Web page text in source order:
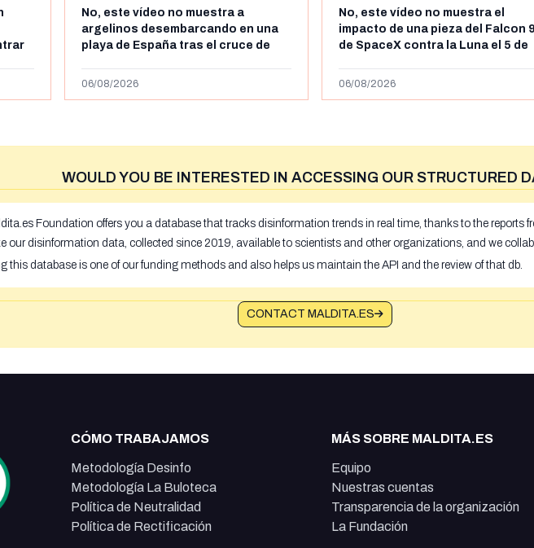
lo
No, este vídeo no muestra a
argelinos desembarcando en una
playa de España tras el cruce de
de julio de 2026: son imágenes de
06/08/2026
No, este vídeo no muestra el
impacto de una pieza del Falcon 9
de SpaceX contra la Luna el 5 de
menos abril de 2026
06/08/2026
WOULD YOU BE INTERESTED IN ACCESSING OUR STRUCTURED
Foundation offers you a database that tracks disinformation trends in real time, thanks to the reports
our disinformation data, collected since 2019, available to scientists and other organizations, and we
this database is one of our funding methods and also helps us maintain the API and the review of that db.
CONTACT MALDITA.ES
CÓMO TRABAJAMOS
Metodología Desinfo
Metodología La Buloteca
Política de Neutralidad
Política de Rectificación
MÁS SOBRE MALDITA.ES
Equipo
Nuestras cuentas
Transparencia de la organización
La Fundación